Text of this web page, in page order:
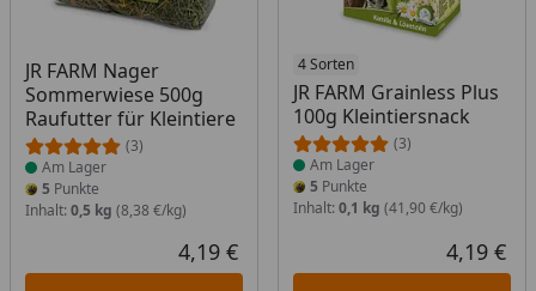
JR FARM Nager
Sommerwiese 500g
Raufutter für Kleintiere
(3)
Produkt am Lager
Am Lager
5 Punkte
Inhalt: 0,5 kg (8,38 €/kg)
Aktueller Preis
4,19 €
4 Sorten
JR FARM Grainless Plus
100g Kleintiersnack
(3)
Produkt am Lager
Am Lager
5 Punkte
Inhalt: 0,1 kg (41,90 €/kg)
4,19 €